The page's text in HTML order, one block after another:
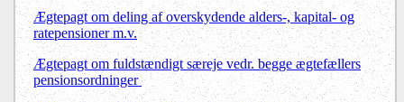
Ægtepagt om deling af overskydende alders-, kapital- og
ratepensioner m.v.
Ægtepagt om fuldstændigt særeje vedr. begge ægtefællers
pensionsordninger